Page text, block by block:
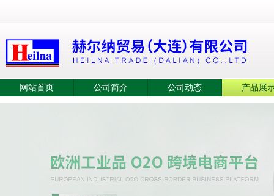
网站首页 公司简介 公司动态 产品展